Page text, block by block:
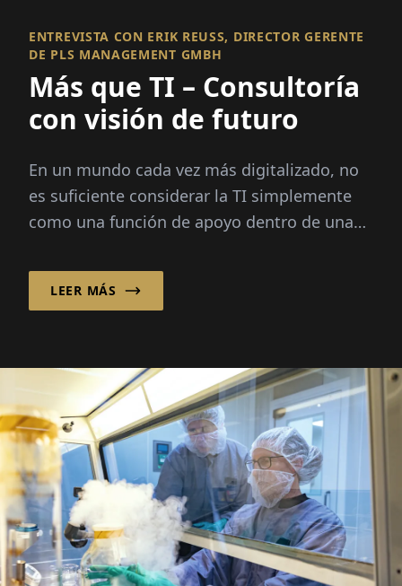
ENTREVISTA CON ERIK REUSS, DIRECTOR GERENTE D
E PLS MANAGEMENT GMBH
Más que TI – Consultoría
con visión de futuro
En un mundo cada vez más digitalizado, no
es suficiente considerar la TI simplemente
como una función de apoyo dentro de una
LEER MÁS